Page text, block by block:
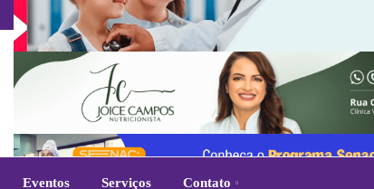
Eventos Serviços Contato